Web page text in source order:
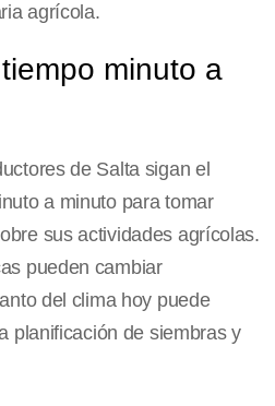
agrícola.
minuto a
de Salta sigan el
a minuto para tomar
sus actividades agrícolas.
pueden cambiar
del clima hoy puede
planificación de siembras y